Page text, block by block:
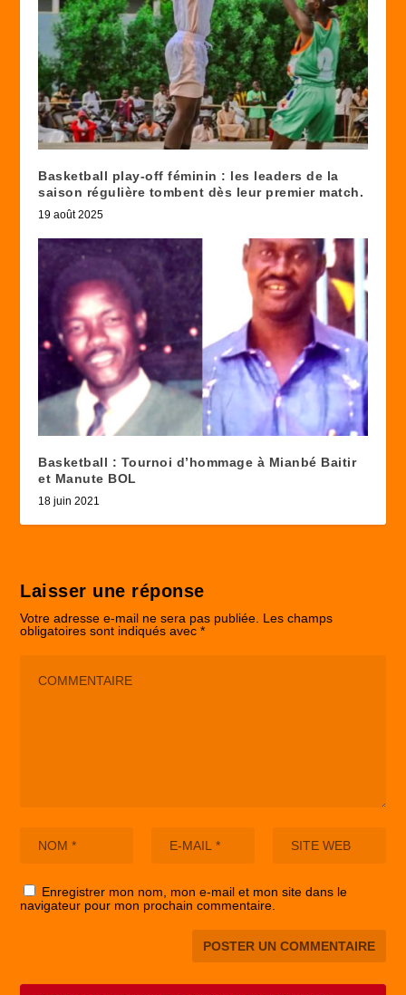
Basketball play-off féminin : les leaders de la
saison régulière tombent dès leur premier match.
19 août 2025
Basketball : Tournoi d’hommage à Mianbé Baitir
et Manute BOL
18 juin 2021
Laisser une réponse
Votre adresse e-mail ne sera pas publiée. Les champs
obligatoires sont indiqués avec*
Enregistrer mon nom, mon e-mail et mon site dans le
navigateur pour mon prochain commentaire.